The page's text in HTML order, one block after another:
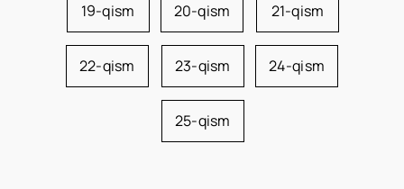
19-qism 20-qism 21-qism
22-qism 23-qism 24-qism
25-qism